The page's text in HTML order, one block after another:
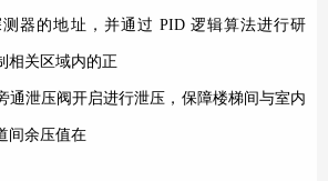
器的地址，并通过 PID 逻辑算法进行研
相关区域内的正
通泄压阀开启进行泄压，保障楼梯间与室内
间余压值在